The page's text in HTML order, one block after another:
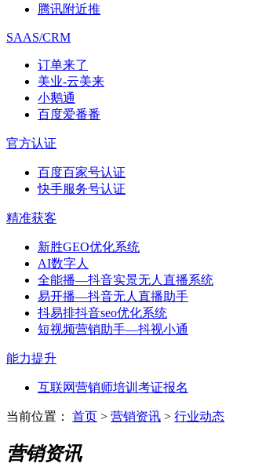
腾讯附近推
SAAS/CRM
订单来了
美业-云美来
小鹅通
百度爱番番
官方认证
百度百家号认证
快手服务号认证
精准获客
新胜GEO优化系统
AI数字人
全能播—抖音实景无人直播系统
易开播—抖音无人直播助手
抖易排抖音seo优化系统
短视频营销助手—抖视小通
能力提升
互联网营销师培训考证报名
当前位置： 首页 > 营销资讯 > 行业动态
营销资讯